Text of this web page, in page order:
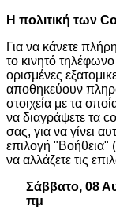
H πολιτική των
Για να κάνετε
το κινητό
ορισμένες
αποθηκεύουν
στοιχεία με τα
να διαγράψετε τα
σας, για να γίνει
επιλογή "Βοήθεια"
να αλλάζετε τις
Σάββατο, 08
πμ